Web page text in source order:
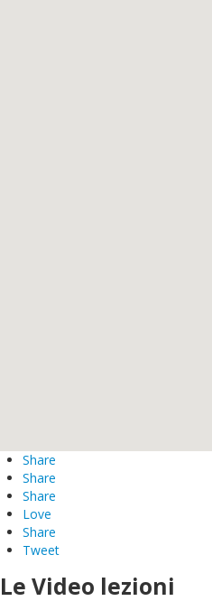
Share
Share
Share
Love
Share
Tweet
Le Video lezioni